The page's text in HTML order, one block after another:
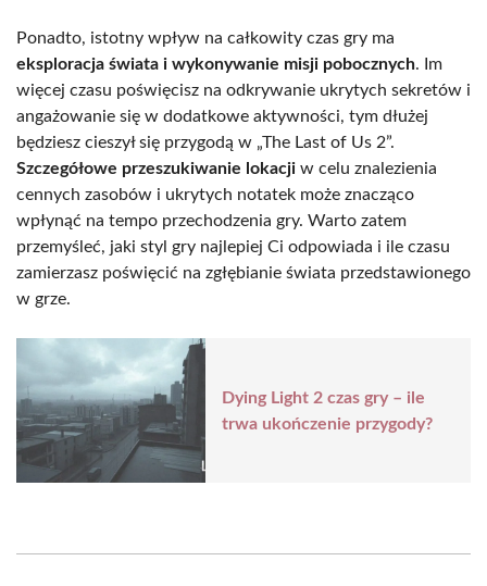
Ponadto, istotny wpływ na całkowity czas gry ma
eksploracja świata i wykonywanie misji pobocznych. Im
więcej czasu poświęcisz na odkrywanie ukrytych sekretów i
angażowanie się w dodatkowe aktywności, tym dłużej
będziesz cieszył się przygodą w „The Last of Us 2”.
Szczegółowe przeszukiwanie lokacji w celu znalezienia
cennych zasobów i ukrytych notatek może znacząco
wpłynąć na tempo przechodzenia gry. Warto zatem
przemyśleć, jaki styl gry najlepiej Ci odpowiada i ile czasu
zamierzasz poświęcić na zgłębianie świata przedstawionego
w grze.
Dying Light 2 czas gry – ile
trwa ukończenie przygody?